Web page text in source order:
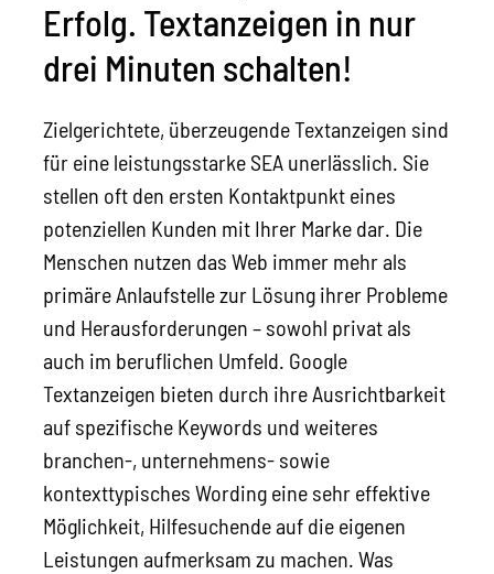
Erfolg. Textanzeigen in nur
drei Minuten schalten!
Zielgerichtete, überzeugende Textanzeigen sind
für eine leistungsstarke SEA unerlässlich. Sie
stellen oft den ersten Kontaktpunkt eines
potenziellen Kunden mit Ihrer Marke dar. Die
Menschen nutzen das Web immer mehr als
primäre Anlaufstelle zur Lösung ihrer Probleme
und Herausforderungen – sowohl privat als
auch im beruflichen Umfeld. Google
Textanzeigen bieten durch ihre Ausrichtbarkeit
auf spezifische Keywords und weiteres
branchen-, unternehmens- sowie
kontexttypisches Wording eine sehr effektive
Möglichkeit, Hilfesuchende auf die eigenen
Leistungen aufmerksam zu machen. Was